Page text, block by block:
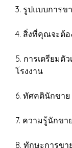
3. รูปแบบการข
4. สิ่งที่คุณจะต้อ
5. การเตรียมตั
โรงงาน
6. ทัศคตินักขาย
7. ความรู้นักขา
8. ทักษะการขา